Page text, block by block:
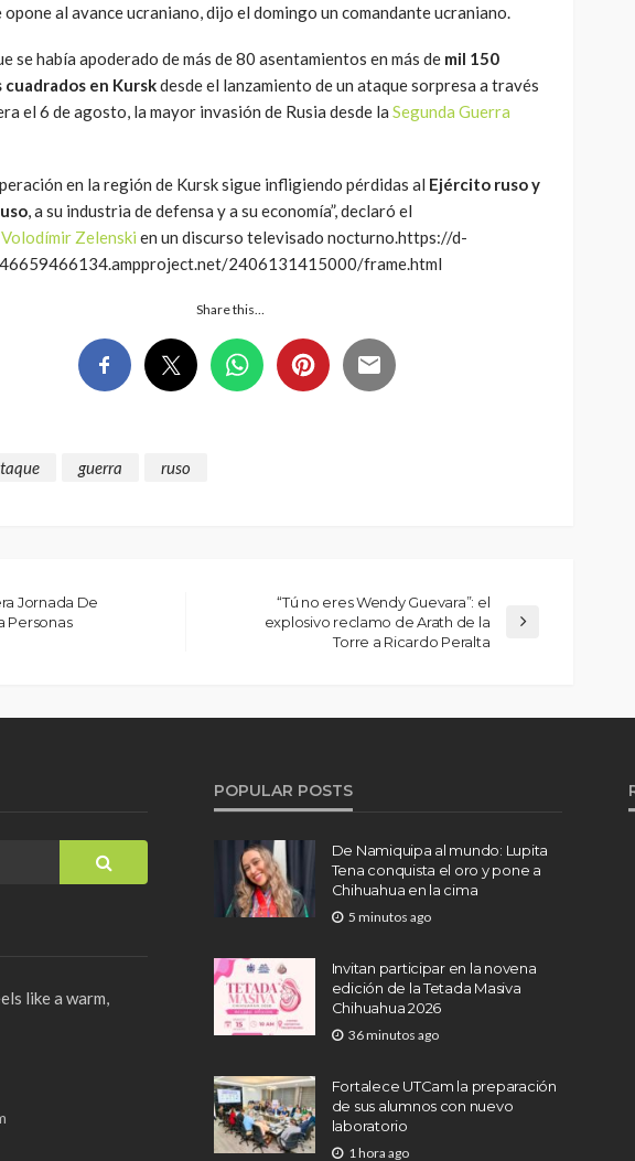
opone al avance ucraniano, dijo el domingo un comandante ucraniano.
se había apoderado de más de 80 asentamientos en más de mil 150
en Kurskdesde el lanzamiento de un ataque sorpresa a través
el 6 de agosto, la mayor invasión de Rusia desde la Segunda Guerra
en la región de Kursk sigue infligiendo pérdidas al Ejército ruso y
, a su industria de defensa y a su economía”, declaró el
Volodímir Zelenski en un discurso televisado nocturno.https://d-
2406131415000/frame.html
Share this…
guerra ruso
Jornada De
Personas
“Tú no eres Wendy Guevara”: el
explosivo reclamo de Arath de la
Torre a Ricardo Peralta
like a warm,
POPULAR POSTS
De Namiquipa al mundo: Lupita
Tena conquista el oro y pone a
Chihuahua en la cima
5 minutos ago
Invitan participar en la novena
edición de la Tetada Masiva
Chihuahua 2026
36 minutos ago
Fortalece UTCam la preparación
de sus alumnos con nuevo
laboratorio
1 hora ago